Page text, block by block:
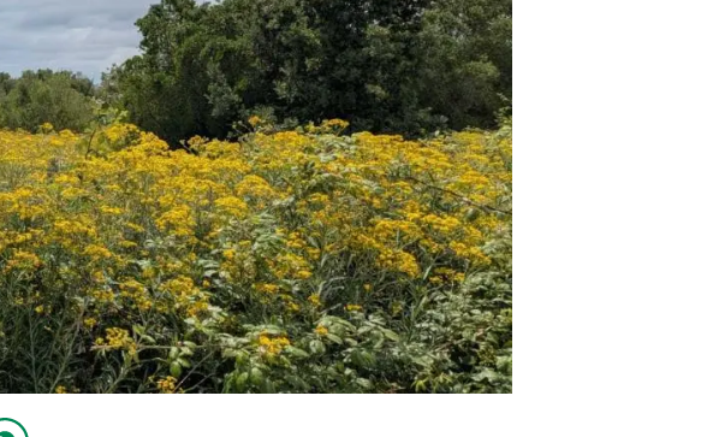
Visitante o sabático
Un lugar donde crecer
Desarrollo de carrera
Seminarios y actividades internas
Te ofrecemos formación